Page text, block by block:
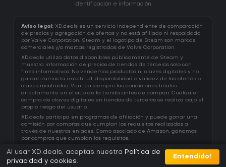
identificación e información.
Aviso legal: XD.deals es un servicio independiente de comparación
de precios y agregación de ofertas y no está afiliado ni respaldado
por Valve Corporation. Steam y el logotipo de Steam son marcas
comerciales y/o marcas registradas de Valve Corporation.
XD.deals utiliza datos disponibles públicamente de Steam y
muestra información de precios de tiendas de terceros solo con
fines informativos. No vendemos productos ni claves digitales y no
garantizamos la exactitud, disponibilidad o validez de las ofertas o
claves mostradas. Verifica siempre las condiciones finales
directamente en el sitio de la tienda antes de comprar. Cualquier
compra de claves digitales en tiendas de terceros se realiza bajo el
propio riesgo del usuario.
XD.deals participa en programas de afiliación y puede ganar una
comisión por compras que cumplan los requisitos realizadas a
través de nuestros enlaces. Como asociado de Amazon, ganamos
por compras que cumplan los requisitos.
Al usar XD.deals, aceptas nuestra Política de
privacidad y cookies
Entendido!